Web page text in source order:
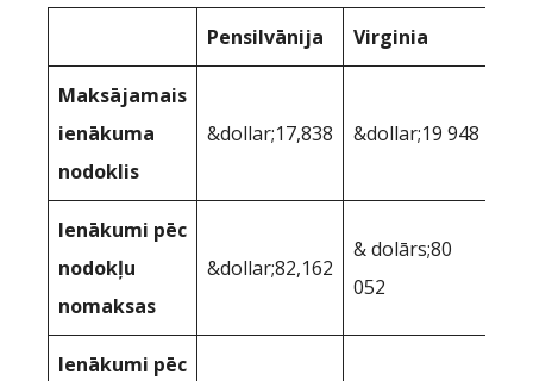
Pensilvānija Virginia
Maksājamais
ienākuma
nodoklis
&dollar;17,838 &dollar;19 948
Ienākumi pēc
nodokļu
nomaksas
&dollar;82,162
& dolārs;80
052
Ienākumi pēc